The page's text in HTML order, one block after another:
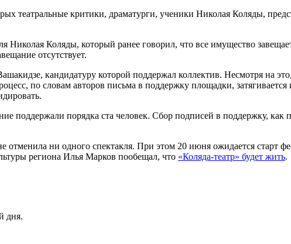
театральные критики, драматурги, ученики Николая Коляды,
Николая Коляды, который ранее говорил, что все имущество
отсутствует.
кандидатуру которой поддержал коллектив. Несмотря на
по словам авторов письма в поддержку площадки, затягивается
поддержали порядка ста человек. Сбор подписей в поддержку,
отменила ни одного спектакля. При этом 20 июня ожидается старт
региона Илья Марков пообещал, что «Коляда-театр» будет жить.
дня.